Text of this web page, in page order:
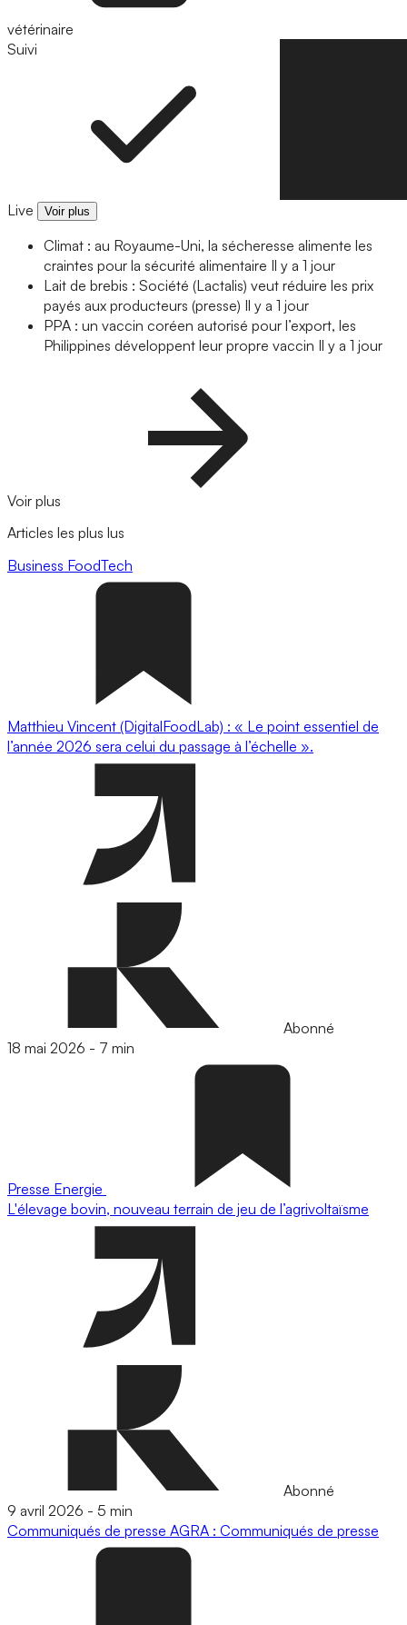
vétérinaire
Suivi
Live Voir plus
Climat : au Royaume-Uni, la sécheresse alimente les
craintes pour la sécurité alimentaire Il y a 1 jour
Lait de brebis : Société (Lactalis) veut réduire les prix
payés aux producteurs (presse) Il y a 1 jour
PPA : un vaccin coréen autorisé pour l’export, les
Philippines développent leur propre vaccin Il y a 1 jour
Voir plus
Articles les plus lus
Business FoodTech
Matthieu Vincent (DigitalFoodLab) : « Le point essentiel de
l’année 2026 sera celui du passage à l’échelle ».
Abonné
18 mai 2026 - 7 min
Presse Energie
L'élevage bovin, nouveau terrain de jeu de l’agrivoltaïsme
Abonné
9 avril 2026 - 5 min
Communiqués de presse AGRA : Communiqués de presse